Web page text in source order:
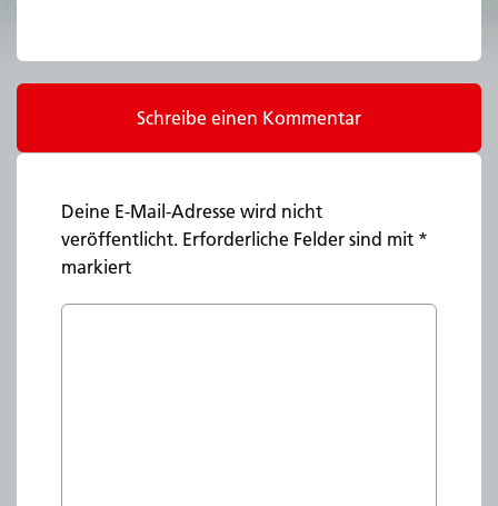
Schreibe einen Kommentar
Deine E-Mail-Adresse wird nicht
veröffentlicht. Erforderliche Felder sind mit *
markiert